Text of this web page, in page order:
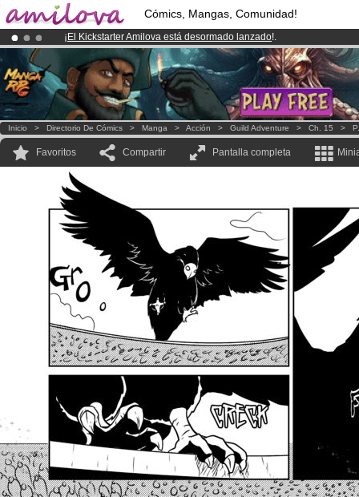
Cómics, Mangas, Comunidad!
¡ El Kickstarter Amilova está desormado lanzado!.
¡Conviertete en Premium por3.95 eurosal mes!Hazte Premium ya
¡Ya tenemos 100000miembrosy 1000 Cómics y Mangas!.
Inicio > Directorio De Cómics > Manga > Acción > Guild Adventure > Ch. 15 >
Favoritos Compartir Pantalla completa